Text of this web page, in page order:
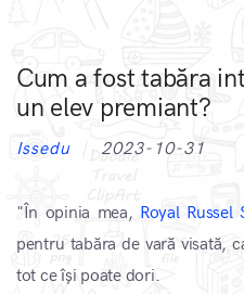
Cum a fost tabăra
un elev premiant?
Issedu 2023-10-31
"În opinia mea, Royal Russel
pentru tabăra de vară visată,
tot ce își poate dori.